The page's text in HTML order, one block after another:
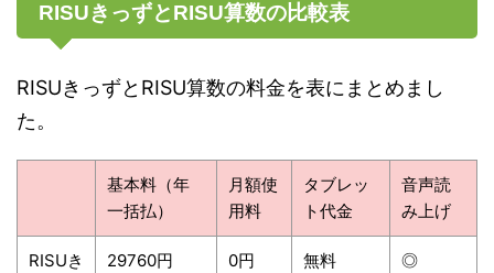
RISUきっずとRISU算数の比較表
RISUきっずとRISU算数の料金を表にまとめまし
た。
基本料（年
一括払）
月額使
用料
タブレッ
ト代金
音声読
み上げ
RISUき
29760円 0円 無料 ◎